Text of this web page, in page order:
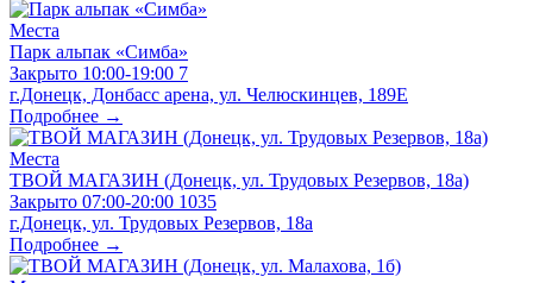
Места
Парк альпак «Симба»
Закрыто 10:00-19:00 7
г.Донецк, Донбасс арена, ул. Челюскинцев, 189Е
Подробнее →
Места
ТВОЙ МАГАЗИН (Донецк, ул. Трудовых Резервов, 18а)
Закрыто 07:00-20:00 1035
г.Донецк, ул. Трудовых Резервов, 18а
Подробнее →